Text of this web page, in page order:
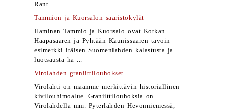
Rant ...
Tammion ja Kuorsalon saaristokylät
Haminan Tammio ja Kuorsalo ovat Kotkan
Haapasaaren ja Pyhtään Kaunissaaren tavoin
esimerkki itäisen Suomenlahden kalastusta ja
luotsausta ha ...
Virolahden graniittilouhokset
Virolahti on maamme merkittävin historiallinen
kivilouhimoalue. Graniittilouhoksia on
Virolahdella mm. Pyterlahden Hevonniemessä,